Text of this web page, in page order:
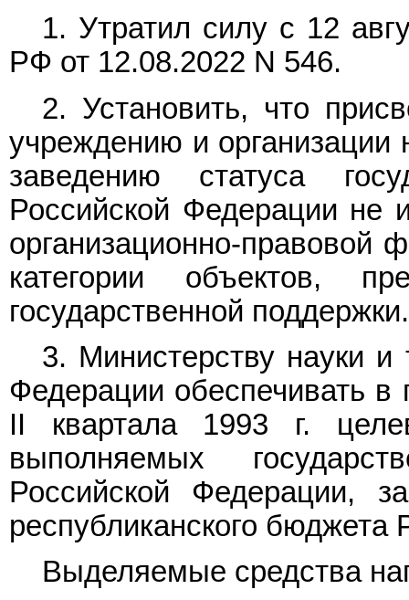
1. Утратил силу с 12
РФ от 12.08.2022 N 546.
2. Установить, что
учреждению и
заведению статуса
Российской Федерации не
организационно-правовой
категории объектов,
государственной поддержки.
3. Министерству науки и
Федерации обеспечивать в
II квартала 1993 г.
выполняемых
Российской Федерации,
республиканского бюджета
Выделяемые средства